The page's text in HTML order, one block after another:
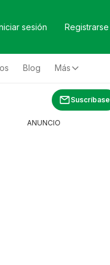
sesión Registrarse
Blog Más
Suscríbase
ANUNCIO